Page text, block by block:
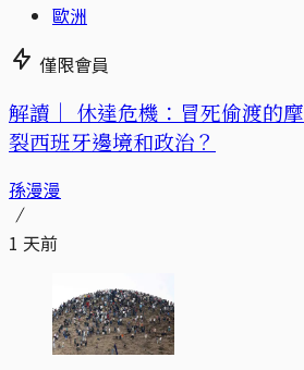
歐洲
僅限會員
解讀｜ 休達危機：冒死偷渡的
裂西班牙邊境和政治？
孫漫漫
1 天前